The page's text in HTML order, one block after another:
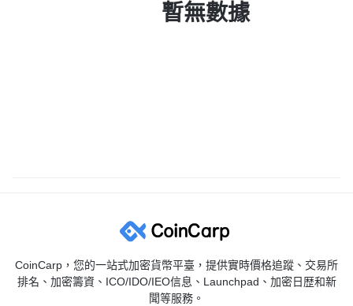
暫無數據
CoinCarp，您的一站式加密貨幣平臺，提供實時價格追蹤、交易所
排名、加密籌資、ICO/IDO/IEO信息、Launchpad、加密日歴和新
聞等服務。